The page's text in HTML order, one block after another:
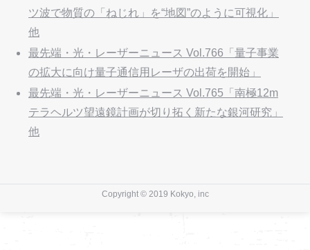
ツ波で物質の「ねじれ」を“地図”のように可視化」
他
最先端・光・レーザーニュース Vol.766「量子事業
の拡大に向け量子通信用レーザの出荷を開始」
最先端・光・レーザーニュース Vol.765「南極12m
テラヘルツ望遠鏡計画が切り拓く新たな銀河研究」
他
Copyright © 2019 Kokyo, inc